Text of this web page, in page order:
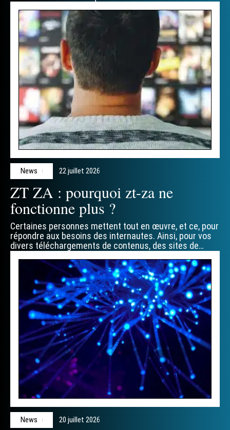
News 22 juillet 2026
ZT ZA : pourquoi zt-za ne
fonctionne plus ?
Certaines personnes mettent tout en œuvre, et ce, pour
répondre aux besoins des internautes. Ainsi, pour vos
divers téléchargements de contenus, des sites de…
News 20 juillet 2026